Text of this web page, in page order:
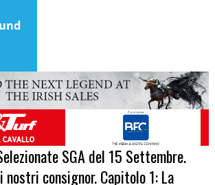
SGA del 15 Settembre.
nostri consignor. Capitolo 1: La